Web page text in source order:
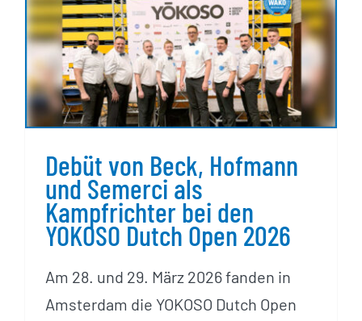
Debüt von Beck, Hofmann
und Semerci als
Kampfrichter bei den
YOKOSO Dutch Open 2026
Debüt von Beck, Hofmann
und Semerci als
Kampfrichter bei den
YOKOSO Dutch Open 2026
Am 28. und 29. März 2026 fanden in
Amsterdam die YOKOSO Dutch Open